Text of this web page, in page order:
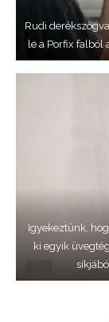
Rudi
le a Porfix falból
Igyekeztünk,
ki egyik
síkjából